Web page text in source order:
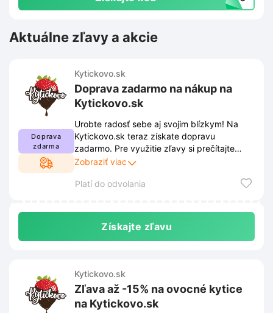
Aktuálne zľavy a akcie
Doprava
zdarma
Kytickovo.sk
Doprava zadarmo na nákup na
Kytickovo.sk
Urobte radosť sebe aj svojim blízkym! Na
Kytickovo.sk teraz získate dopravu
zadarmo. Pre využitie zľavy si prečítajte
podmienky na našom webe. Podmienky sa
Zobraziť viac
Platí do odvolania
Získajte zľavu
Kytickovo.sk
Zľava až -15% na ovocné kytice
na Kytickovo.sk